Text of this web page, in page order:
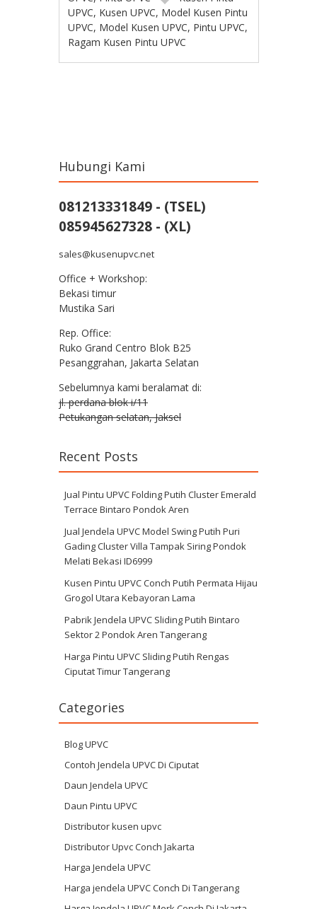
UPVC, Kusen UPVC, Model Kusen Pintu
UPVC, Model Kusen UPVC, Pintu UPVC,
Ragam Kusen Pintu UPVC
Hubungi Kami
081213331849 - (TSEL)
085945627328 - (XL)
sales@kusenupvc.net
Office + Workshop:
Bekasi timur
Mustika Sari
Rep. Office:
Ruko Grand Centro Blok B25
Pesanggrahan, Jakarta Selatan
Sebelumnya kami beralamat di:
jl. perdana blok i/11
Petukangan selatan, Jaksel
Recent Posts
Jual Pintu UPVC Folding Putih Cluster Emerald
Terrace Bintaro Pondok Aren
Jual Jendela UPVC Model Swing Putih Puri
Gading Cluster Villa Tampak Siring Pondok
Melati Bekasi ID6999
Kusen Pintu UPVC Conch Putih Permata Hijau
Grogol Utara Kebayoran Lama
Pabrik Jendela UPVC Sliding Putih Bintaro
Sektor 2 Pondok Aren Tangerang
Harga Pintu UPVC Sliding Putih Rengas
Ciputat Timur Tangerang
Categories
Blog UPVC
Contoh Jendela UPVC Di Ciputat
Daun Jendela UPVC
Daun Pintu UPVC
Distributor kusen upvc
Distributor Upvc Conch Jakarta
Harga Jendela UPVC
Harga jendela UPVC Conch Di Tangerang